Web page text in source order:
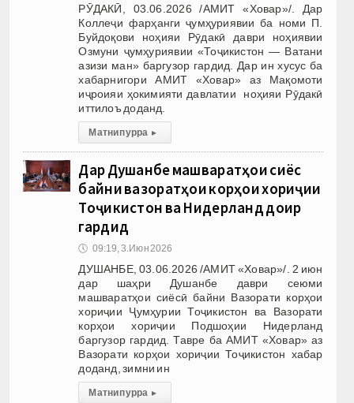
РӮДАКӢ, 03.06.2026 /АМИТ «Ховар»/. Дар
Коллеҷи фарҳанги ҷумҳуриявии ба номи П.
Буйдоқови ноҳияи Рӯдакӣ даври ноҳиявии
Озмуни ҷумҳуриявии «Тоҷикистон — Ватани
азизи ман» баргузор гардид. Дар ин хусус ба
хабарнигори АМИТ «Ховар» аз Мақомоти
иҷроияи ҳокимияти давлатии ноҳияи Рӯдакӣ
иттилоъ доданд.
Матни пурра ▸
Дар Душанбе машваратҳои сиёсӣ
байни вазоратҳои корҳои хориҷии
Тоҷикистон ва Нидерланд доир
гардид
🕔 09:19, 3.Июн 2026
ДУШАНБЕ, 03.06.2026 /АМИТ «Ховар»/. 2 июн
дар шаҳри Душанбе даври сеюми
машваратҳои сиёсӣ байни Вазорати корҳои
хориҷии Ҷумҳурии Тоҷикистон ва Вазорати
корҳои хориҷии Подшоҳии Нидерланд
баргузор гардид. Тавре ба АМИТ «Ховар» аз
Вазорати корҳои хориҷии Тоҷикистон хабар
доданд, зимни ин
Матни пурра ▸